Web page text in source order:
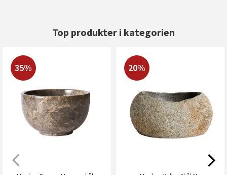
Top produkter i kategorien
35% 20%